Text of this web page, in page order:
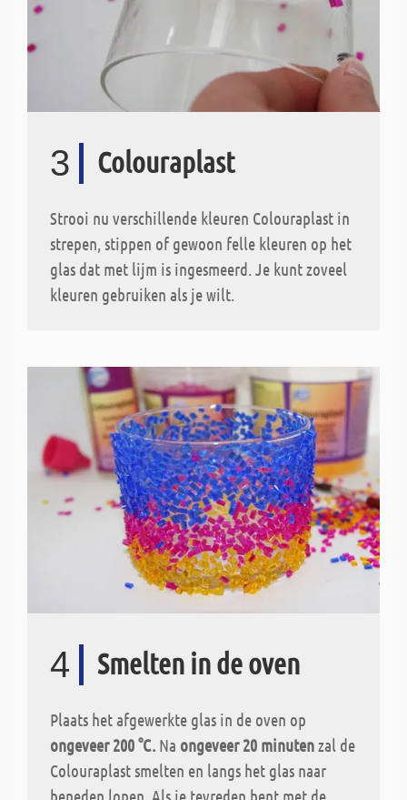
3 Colouraplast
Strooi nu verschillende kleuren Colouraplast in
strepen, stippen of gewoon felle kleuren op het
glas dat met lijm is ingesmeerd. Je kunt zoveel
kleuren gebruiken als je wilt.
4 Smelten in de oven
Plaats het afgewerkte glas in de oven op
ongeveer 200 °C. Na ongeveer 20 minutenzal de
Colouraplast smelten en langs het glas naar